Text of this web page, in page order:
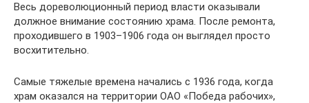
Весь дореволюционный период власти оказывали
должное внимание состоянию храма. После ремонта,
проходившего в 1903–1906 года он выглядел просто
восхитительно.
Самые тяжелые времена начались с 1936 года, когда
храм оказался на территории ОАО «Победа рабочих»,